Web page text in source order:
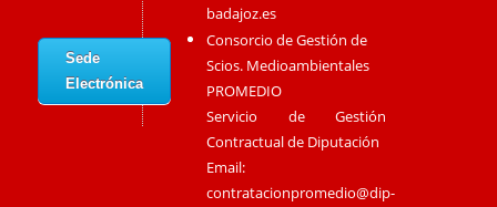
Sede
Electrónica
badajoz.es
Consorcio de Gestión de
Scios. Medioambientales
PROMEDIO
Servicio de Gestión
Contractual de Diputación
Email:
contratacionpromedio@dip-